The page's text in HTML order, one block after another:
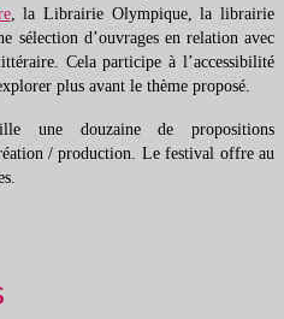
, la Librairie Olympique, la librairie
sélection d’ouvrages en relation avec
Cela participe à l’accessibilité
plus avant le thème proposé.
une douzaine de propositions
/ production. Le festival offre au